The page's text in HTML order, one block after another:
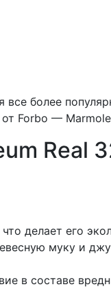
более
Forbo —
Real
делает его
муку и
в составе